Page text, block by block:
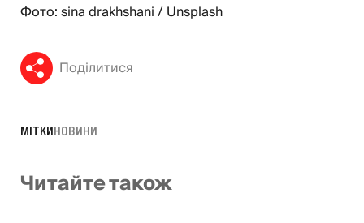
Фото: sina drakhshani / Unsplash
Поділитися
МІТКИНОВИНИ
Читайте також